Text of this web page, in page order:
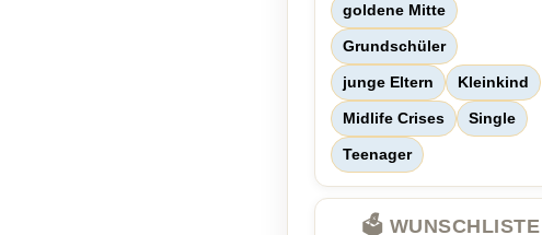
goldene Mitte
Grundschüler
junge Eltern Kleinkind
Midlife Crises Single
Teenager
🗳️ WUNSCHLISTE